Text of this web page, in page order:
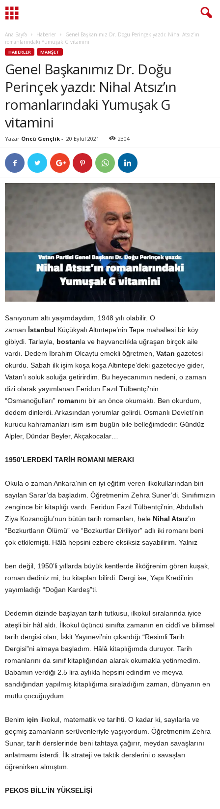
Ana Sayfa Haberler
Genel Başkanımız Dr. Doğu Perinçek yazdı: Nihal Atsız’ın
romanlarındaki Yumuşak G vitamini
HABERLER MANŞET
Genel Başkanımız Dr. Doğu
Perinçek yazdı: Nihal Atsız’ın
romanlarındaki Yumuşak G
vitamini
Yazar Öncü Gençlik - 20 Eylül 2021 2304
Sanıyorum altı yaşımdaydım, 1948 yılı olabilir. O
zaman İstanbul Küçükyalı Altıntepe’nin Tepe mahallesi bir köy
gibiydi. Tarlayla, bostanla ve hayvancılıkla uğraşan birçok aile
vardı. Dedem İbrahim Olcaytu emekli öğretmen, Vatan gazetesi
okurdu. Sabah ilk işim koşa koşa Altıntepe’deki gazeteciye gider,
Vatan’ı soluk soluğa getirirdim. Bu heyecanımın nedeni, o zaman
dizi olarak yayımlanan Feridun Fazıl Tülbentçi’nin
“Osmanoğulları” romanını bir an önce okumaktı. Ben okurdum,
dedem dinlerdi. Arkasından yorumlar gelirdi. Osmanlı Devleti’nin
kurucu kahramanları isim isim bugün bile belleğimdedir: Gündüz
Alpler, Dündar Beyler, Akçakocalar…
1950’LERDEKİ TARİH ROMANI MERAKI
Okula o zaman Ankara’nın en iyi eğitim veren ilkokullarından biri
sayılan Sarar’da başladım. Öğretmenim Zehra Suner’di. Sınıfımızın
zengince bir kitaplığı vardı. Feridun Fazıl Tülbentçi’nin, Abdullah
Ziya Kozanoğlu’nun bütün tarih romanları, hele Nihal Atsız’ın
“Bozkurtların Ölümü” ve “Bozkurtlar Diriliyor” adlı iki romanı beni
çok etkilemişti. Hâlâ hepsini ezbere eksiksiz sayabilirim. Yalnız
ben değil, 1950’li yıllarda büyük kentlerde ilköğrenim gören kuşak,
roman dediniz mi, bu kitapları bilirdi. Dergi ise, Yapı Kredi’nin
yayımladığı “Doğan Kardeş”ti.
Dedemin dizinde başlayan tarih tutkusu, ilkokul sıralarında iyice
ateşli bir hâl aldı. İlkokul üçüncü sınıfta zamanın en ciddî ve bilimsel
tarih dergisi olan, İskit Yayınevi’nin çıkardığı “Resimli Tarih
Dergisi”ni almaya başladım. Hâlâ kitaplığımda duruyor. Tarih
romanlarını da sınıf kitaplığından alarak okumakla yetinmedim.
Babamın verdiği 2.5 lira aylıkla hepsini edindim ve meyva
sandığından yapılmış kitaplığıma sıraladığım zaman, dünyanın en
mutlu çocuğuydum.
Benim için ilkokul, matematik ve tarihti. O kadar ki, sayılarla ve
geçmiş zamanların serüvenleriyle yaşıyordum. Öğretmenim Zehra
Sunar, tarih derslerinde beni tahtaya çağırır, meydan savaşlarını
anlatmamı isterdi. İlk strateji ve taktik derslerini o savaşları
öğrenirken almıştım.
PEKOS BİLL’İN YÜKSELİŞİ